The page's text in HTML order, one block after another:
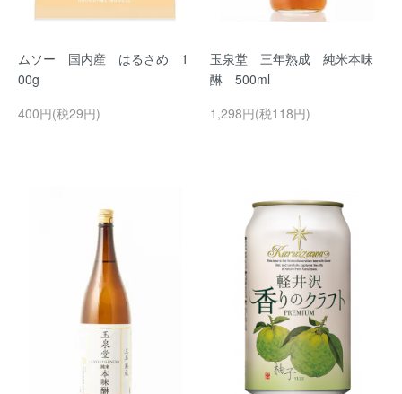
ムソー 国内産 はるさめ 1
00g
400円(税29円)
玉泉堂 三年熟成 純米本味
醂 500ml
1,298円(税118円)